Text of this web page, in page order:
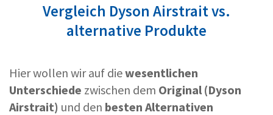
Vergleich Dyson Airstrait vs.
alternative Produkte
Hier wollen wir auf diewesentlichen
Unterschiede zwischen dem Original (Dyson
Airstrait) und den besten Alternativen